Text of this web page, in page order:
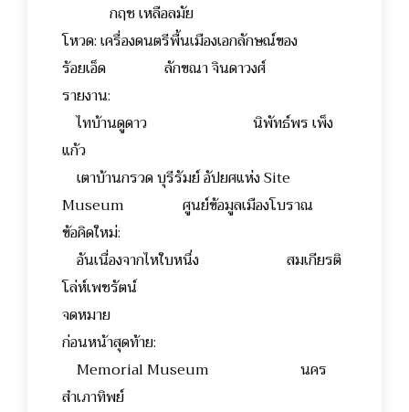
กฤช เหลือลมัย
โหวด: เครื่องดนตรีพื้นเมืองเอกลักษณ์ของ
ร้อยเอ็ด ลักขณา จินดาวงศ์
รายงาน:
ไทบ้านดูดาว นิพัทธ์พร เพ็ง
แก้ว
เตาบ้านกรวด บุรีรัมย์ อัปยศแห่ง Site
Museum ศูนย์ข้อมูลเมืองโบราณ
ข้อคิดใหม่:
อันเนื่องจากไหใบหนึ่ง สมเกียรติ
โล่ห์เพชรัตน์
จดหมาย
ก่อนหน้าสุดท้าย:
Memorial Museum นคร
สำเภาทิพย์